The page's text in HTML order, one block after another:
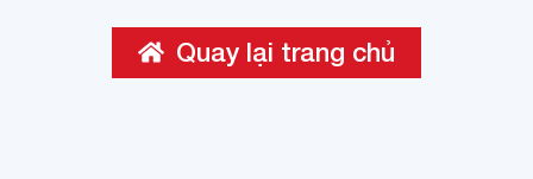
Quay lại trang chủ